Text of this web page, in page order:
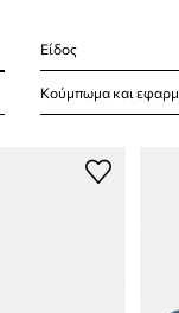
Είδος
Κούμπωμα και εφαρμογή